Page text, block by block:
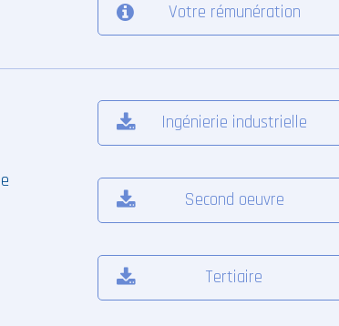
Votre rémunération
Ingénierie industrielle
Second oeuvre
Tertiaire